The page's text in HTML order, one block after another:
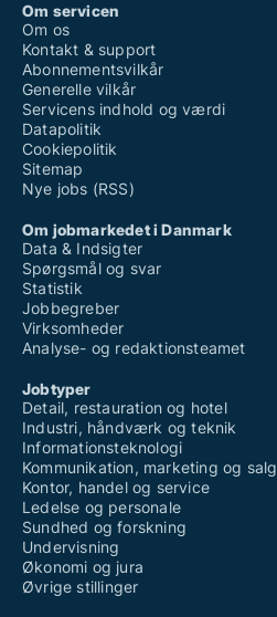
Om servicen
Om os
Kontakt & support
Abonnementsvilkår
Generelle vilkår
Servicens indhold og værdi
Datapolitik
Cookiepolitik
Sitemap
Nye jobs (RSS)
Om jobmarkedet i Danmark
Data & Indsigter
Spørgsmål og svar
Statistik
Jobbegreber
Virksomheder
Analyse- og redaktionsteamet
Jobtyper
Detail, restauration og hotel
Industri, håndværk og teknik
Informationsteknologi
Kommunikation, marketing og salg
Kontor, handel og service
Ledelse og personale
Sundhed og forskning
Undervisning
Økonomi og jura
Øvrige stillinger